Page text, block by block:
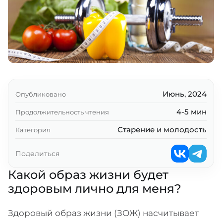
Почему так сложно начать вести здоровый
образ жизни?
Кто несет ответственность?
Что делать?
Какой образ жизни будет
здоровым лично для меня?
Здоровый образ жизни (ЗОЖ) насчитывает
Опубликовано Июнь, 2024
Продолжительность чтения 4-5 мин
Категория Старение и молодость
Поделиться